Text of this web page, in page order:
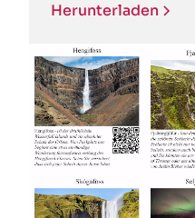
Herunterladen